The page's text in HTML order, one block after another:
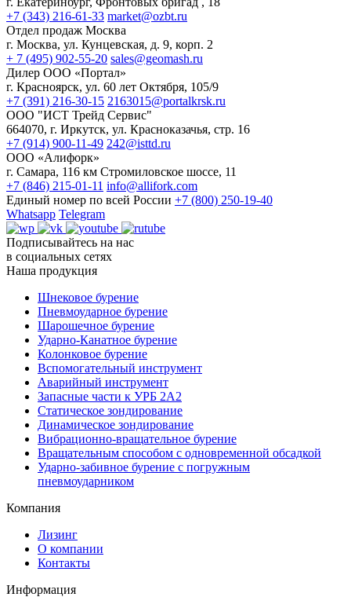
+7 (343) 216-61-33 market@ozbt.ru
Отдел продаж Москва
г. Москва, ул. Кунцевская, д. 9, корп. 2
+ 7 (495) 902-55-20 sales@geomash.ru
Дилер ООО «Портал»
г. Красноярск, ул. 60 лет Октября, 105/9
+7 (391) 216-30-15 2163015@portalkrsk.ru
ООО "ИСТ Трейд Сервис"
664070, г. Иркутск, ул. Красноказачья, стр. 16
+7 (914) 900-11-49 242@isttd.ru
ООО «Алифорк»
г. Самара, 116 км Стромиловское шоссе, 11
+7 (846) 215-01-11 info@allifork.com
Единый номер по всей России +7 (800) 250-19-40
Whatsapp Telegram
Подписывайтесь на нас
в социальных сетях
Наша продукция
Шнековое бурение
Пневмоударное бурение
Шарошечное бурение
Ударно-Канатное бурение
Колонковое бурение
Вспомогательный инструмент
Аварийный инструмент
Запасные части к УРБ 2А2
Статическое зондирование
Динамическое зондирование
Вибрационно-вращательное бурение
Вращательным способом с одновременной обсадкой
Ударно-забивное бурение с погружным
пневмоударником
Компания
Лизинг
О компании
Контакты
Информация